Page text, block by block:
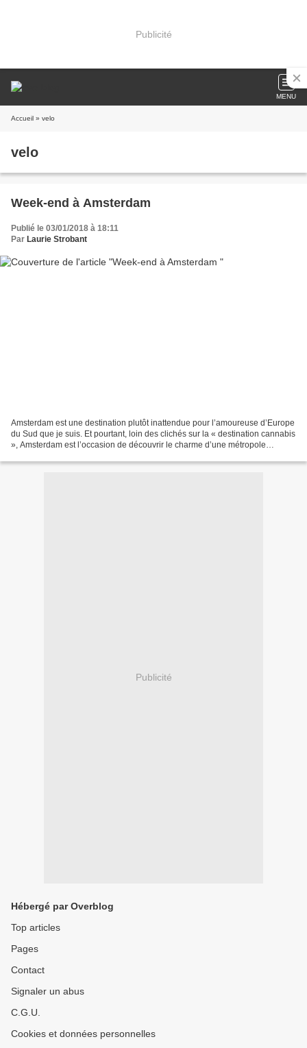
Publicité
MENU
Accueil » velo
velo
Week-end à Amsterdam
Publié le 03/01/2018 à 18:11
Par Laurie Strobant
Amsterdam est une destination plutôt inattendue pour l’amoureuse d’Europe
du Sud que je suis. Et pourtant, loin des clichés sur la « destination cannabis
», Amsterdam est l’occasion de découvrir le charme d’une métropole
Publicité
Hébergé par Overblog
Top articles
Pages
Contact
Signaler un abus
C.G.U.
Cookies et données personnelles